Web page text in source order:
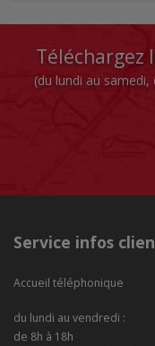
Téléchargez
(du lundi au
Service infos
Accueil téléphonique
du lundi au vendredi :
de 8h à 18h